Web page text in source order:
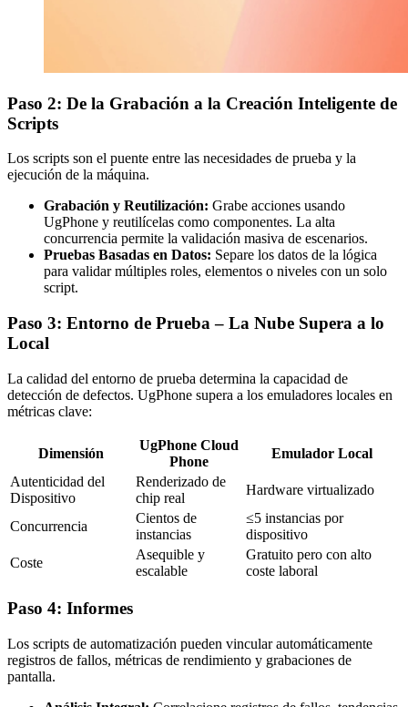
Paso 2: De la Grabación a la Creación Inteligente de
Scripts
Los scripts son el puente entre las necesidades de prueba y la
ejecución de la máquina.
Grabación y Reutilización: Grabe acciones usando
UgPhone y reutilícelas como componentes. La alta
concurrencia permite la validación masiva de escenarios.
Pruebas Basadas en Datos: Separe los datos de la lógica
para validar múltiples roles, elementos o niveles con un solo
script.
Paso 3: Entorno de Prueba – La Nube Supera a lo
Local
La calidad del entorno de prueba determina la capacidad de
detección de defectos. UgPhone supera a los emuladores locales en
métricas clave:
Dimensión
UgPhone Cloud
Phone
Emulador Local
Autenticidad del
Dispositivo
Renderizado de
chip real
Hardware virtualizado
Concurrencia
Cientos de
instancias
≤5 instancias por
dispositivo
Coste
Asequible y
escalable
Gratuito pero con alto
coste laboral
Paso 4: Informes
Los scripts de automatización pueden vincular automáticamente
registros de fallos, métricas de rendimiento y grabaciones de
pantalla.